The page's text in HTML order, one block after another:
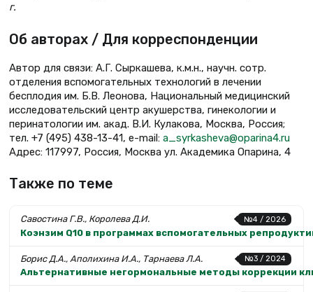
г.
Об авторах / Для корреспонденции
Автор для связи: А.Г. Сыркашева, к.м.н., научн. сотр.
отделения вспомогательных технологий в лечении
бесплодия им. Б.В. Леонова, Национальный медицинский
исследовательский центр акушерства, гинекологии и
перинатологии им. акад. В.И. Кулакова, Москва, Россия;
тел. +7 (495) 438-13-41, e-mail: a_syrkasheva@oparina4.ru
Адрес: 117997, Россия, Москва ул. Академика Опарина, 4
Также по теме
№4 / 2026
Савостина Г.В., Королева Д.И.
Коэнзим Q10 в программах вспомогательных
№3 / 2024
Борис Д.А., Аполихина И.А., Тарнаева Л.А.
Альтернативные негормональные методы коррекции